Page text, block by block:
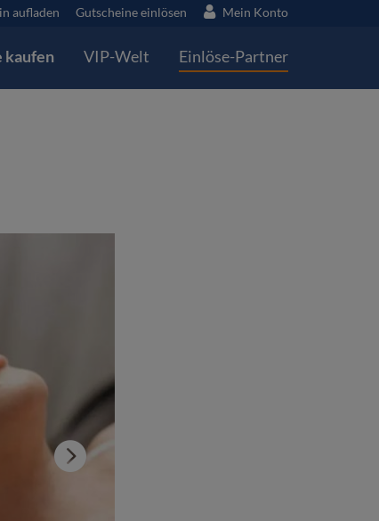
kaufen VIP-Welt Einlöse-Partner
aufladen Gutscheine einlösen Mein Konto